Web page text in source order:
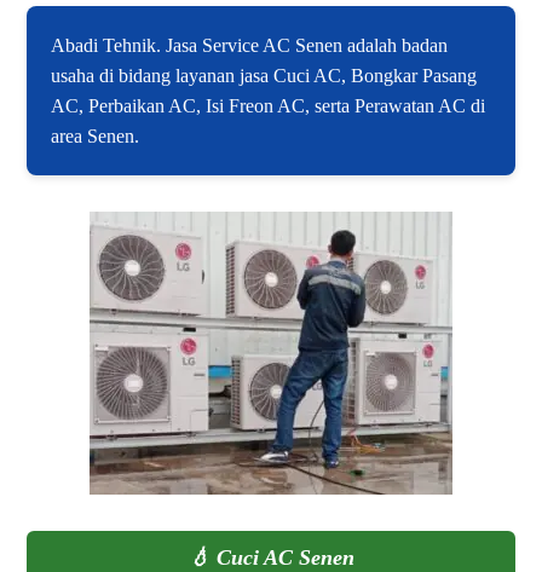
Abadi Tehnik. Jasa Service AC Senen adalah badan
usaha di bidang layanan jasa Cuci AC, Bongkar Pasang
AC, Perbaikan AC, Isi Freon AC, serta Perawatan AC di
area Senen.
💧 Cuci AC Senen